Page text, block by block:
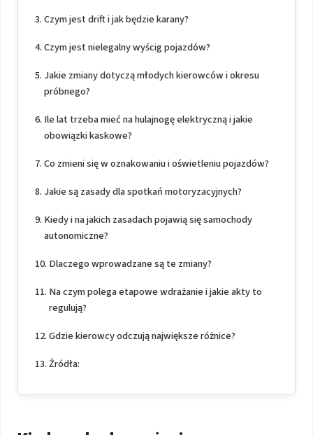
Czym jest drift i jak będzie karany?
Czym jest nielegalny wyścig pojazdów?
Jakie zmiany dotyczą młodych kierowców i okresu
próbnego?
Ile lat trzeba mieć na hulajnogę elektryczną i jakie
obowiązki kaskowe?
Co zmieni się w oznakowaniu i oświetleniu pojazdów?
Jakie są zasady dla spotkań motoryzacyjnych?
Kiedy i na jakich zasadach pojawią się samochody
autonomiczne?
Dlaczego wprowadzane są te zmiany?
Na czym polega etapowe wdrażanie i jakie akty to
regulują?
Gdzie kierowcy odczują największe różnice?
Źródła: